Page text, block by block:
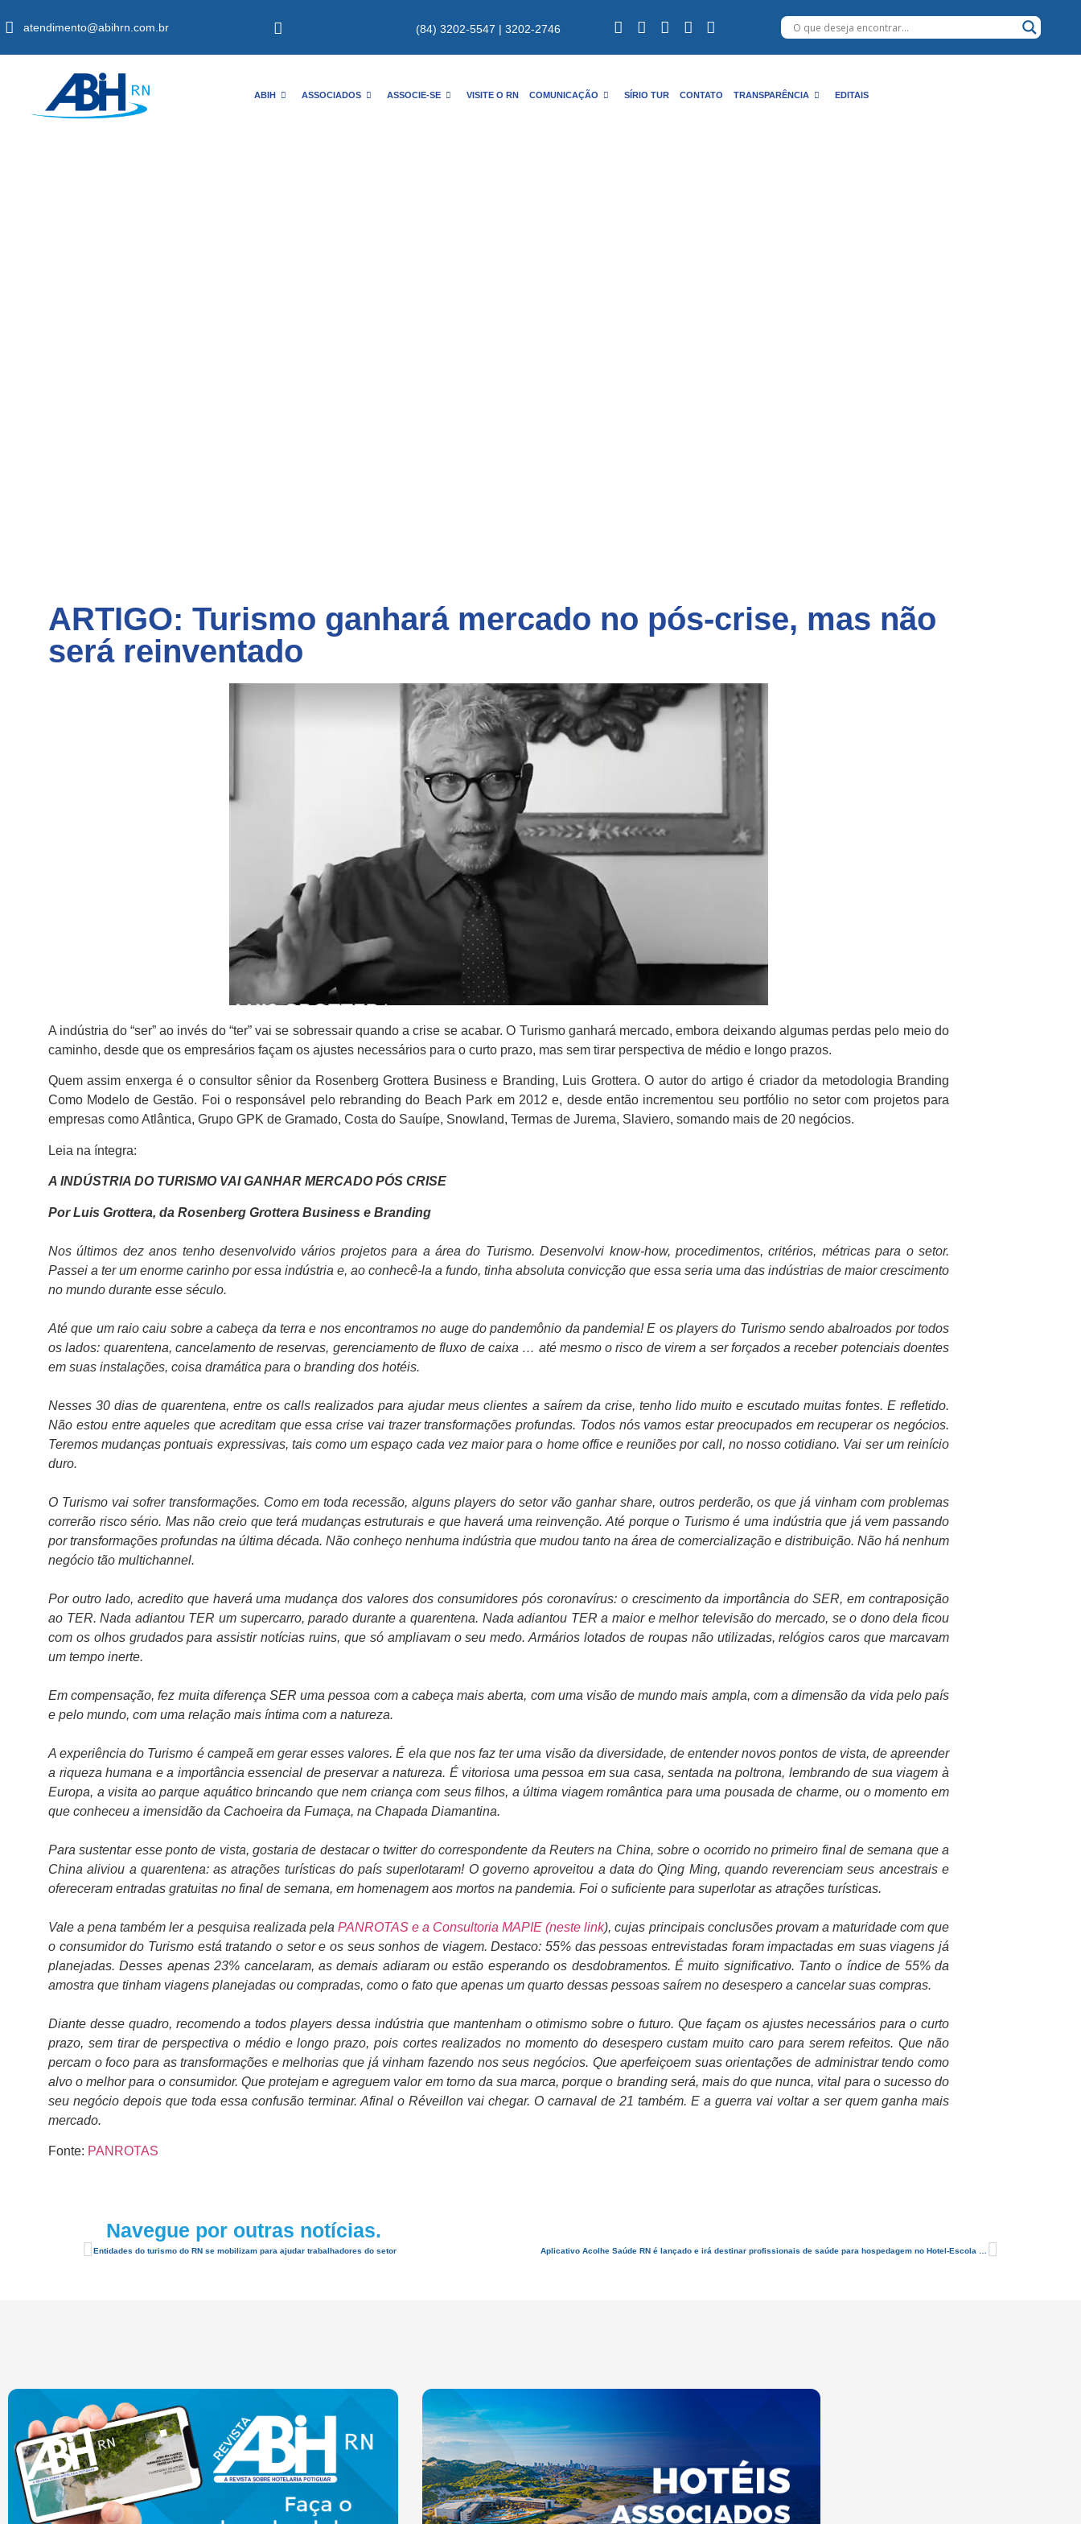
atendimento@abihrn.com.br (84) 3202-5547 | 3202-2746
ABIH ASSOCIADOS ASSOCIE-SE VISITE O RN COMUNICAÇÃO SÍRIO TUR CONTATO TRANSPARÊNCIA EDITAIS
ARTIGO: Turismo ganhará mercado no pós-crise, mas não
será reinventado
A indústria do “ser” ao invés do “ter” vai se sobressair quando a crise se acabar. O Turismo ganhará mercado, embora deixando algumas perdas pelo meio do
caminho, desde que os empresários façam os ajustes necessários para o curto prazo, mas sem tirar perspectiva de médio e longo prazos.
Quem assim enxerga é o consultor sênior da Rosenberg Grottera Business e Branding, Luis Grottera. O autor do artigo é criador da metodologia Branding
Como Modelo de Gestão. Foi o responsável pelo rebranding do Beach Park em 2012 e, desde então incrementou seu portfólio no setor com projetos para
empresas como Atlântica, Grupo GPK de Gramado, Costa do Sauípe, Snowland, Termas de Jurema, Slaviero, somando mais de 20 negócios.
Leia na íntegra:
A INDÚSTRIA DO TURISMO VAI GANHAR MERCADO PÓS CRISE
Por Luis Grottera, da Rosenberg Grottera Business e Branding
Nos últimos dez anos tenho desenvolvido vários projetos para a área do Turismo. Desenvolvi know-how, procedimentos, critérios, métricas para o setor.
Passei a ter um enorme carinho por essa indústria e, ao conhecê-la a fundo, tinha absoluta convicção que essa seria uma das indústrias de maior crescimento
no mundo durante esse século.
Até que um raio caiu sobre a cabeça da terra e nos encontramos no auge do pandemônio da pandemia! E os players do Turismo sendo abalroados por todos
os lados: quarentena, cancelamento de reservas, gerenciamento de fluxo de caixa … até mesmo o risco de virem a ser forçados a receber potenciais doentes
em suas instalações, coisa dramática para o branding dos hotéis.
Nesses 30 dias de quarentena, entre os calls realizados para ajudar meus clientes a saírem da crise, tenho lido muito e escutado muitas fontes. E refletido.
Não estou entre aqueles que acreditam que essa crise vai trazer transformações profundas. Todos nós vamos estar preocupados em recuperar os negócios.
Teremos mudanças pontuais expressivas, tais como um espaço cada vez maior para o home office e reuniões por call, no nosso cotidiano. Vai ser um reinício
duro.
O Turismo vai sofrer transformações. Como em toda recessão, alguns players do setor vão ganhar share, outros perderão, os que já vinham com problemas
correrão risco sério. Mas não creio que terá mudanças estruturais e que haverá uma reinvenção. Até porque o Turismo é uma indústria que já vem passando
por transformações profundas na última década. Não conheço nenhuma indústria que mudou tanto na área de comercialização e distribuição. Não há nenhum
negócio tão multichannel.
Por outro lado, acredito que haverá uma mudança dos valores dos consumidores pós coronavírus: o crescimento da importância do SER, em contraposição
ao TER. Nada adiantou TER um supercarro, parado durante a quarentena. Nada adiantou TER a maior e melhor televisão do mercado, se o dono dela ficou
com os olhos grudados para assistir notícias ruins, que só ampliavam o seu medo. Armários lotados de roupas não utilizadas, relógios caros que marcavam
um tempo inerte.
Em compensação, fez muita diferença SER uma pessoa com a cabeça mais aberta, com uma visão de mundo mais ampla, com a dimensão da vida pelo país
e pelo mundo, com uma relação mais íntima com a natureza.
A experiência do Turismo é campeã em gerar esses valores. É ela que nos faz ter uma visão da diversidade, de entender novos pontos de vista, de apreender
a riqueza humana e a importância essencial de preservar a natureza. É vitoriosa uma pessoa em sua casa, sentada na poltrona, lembrando de sua viagem à
Europa, a visita ao parque aquático brincando que nem criança com seus filhos, a última viagem romântica para uma pousada de charme, ou o momento em
que conheceu a imensidão da Cachoeira da Fumaça, na Chapada Diamantina.
Para sustentar esse ponto de vista, gostaria de destacar o twitter do correspondente da Reuters na China, sobre o ocorrido no primeiro final de semana que a
China aliviou a quarentena: as atrações turísticas do país superlotaram! O governo aproveitou a data do Qing Ming, quando reverenciam seus ancestrais e
ofereceram entradas gratuitas no final de semana, em homenagem aos mortos na pandemia. Foi o suficiente para superlotar as atrações turísticas.
Vale a pena também ler a pesquisa realizada pela PANROTAS e a Consultoria MAPIE (neste link), cujas principais conclusões provam a maturidade com que
o consumidor do Turismo está tratando o setor e os seus sonhos de viagem. Destaco: 55% das pessoas entrevistadas foram impactadas em suas viagens já
planejadas. Desses apenas 23% cancelaram, as demais adiaram ou estão esperando os desdobramentos. É muito significativo. Tanto o índice de 55% da
amostra que tinham viagens planejadas ou compradas, como o fato que apenas um quarto dessas pessoas saírem no desespero a cancelar suas compras.
Diante desse quadro, recomendo a todos players dessa indústria que mantenham o otimismo sobre o futuro. Que façam os ajustes necessários para o curto
prazo, sem tirar de perspectiva o médio e longo prazo, pois cortes realizados no momento do desespero custam muito caro para serem refeitos. Que não
percam o foco para as transformações e melhorias que já vinham fazendo nos seus negócios. Que aperfeiçoem suas orientações de administrar tendo como
alvo o melhor para o consumidor. Que protejam e agreguem valor em torno da sua marca, porque o branding será, mais do que nunca, vital para o sucesso do
seu negócio depois que toda essa confusão terminar. Afinal o Réveillon vai chegar. O carnaval de 21 também. E a guerra vai voltar a ser quem ganha mais
mercado.
Fonte: PANROTAS
Navegue por outras notícias.
Entidades do turismo do RN se mobilizam para ajudar trabalhadores do setor